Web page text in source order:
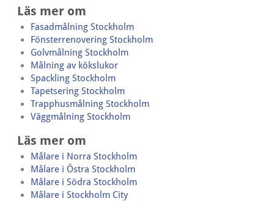
Läs mer om
Fasadmålning Stockholm
Fönsterrenovering Stockholm
Golvmålning Stockholm
Målning av kökslukor
Spackling Stockholm
Tapetsering Stockholm
Trapphusmålning Stockholm
Väggmålning Stockholm
Läs mer om
Målare i Norra Stockholm
Målare i Östra Stockholm
Målare i Södra Stockholm
Målare i Stockholm City